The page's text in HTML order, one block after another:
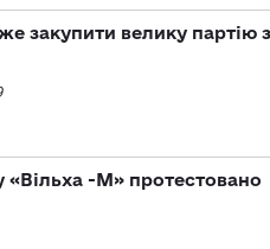
закупити велику партію
«Вільха -М» протестовано